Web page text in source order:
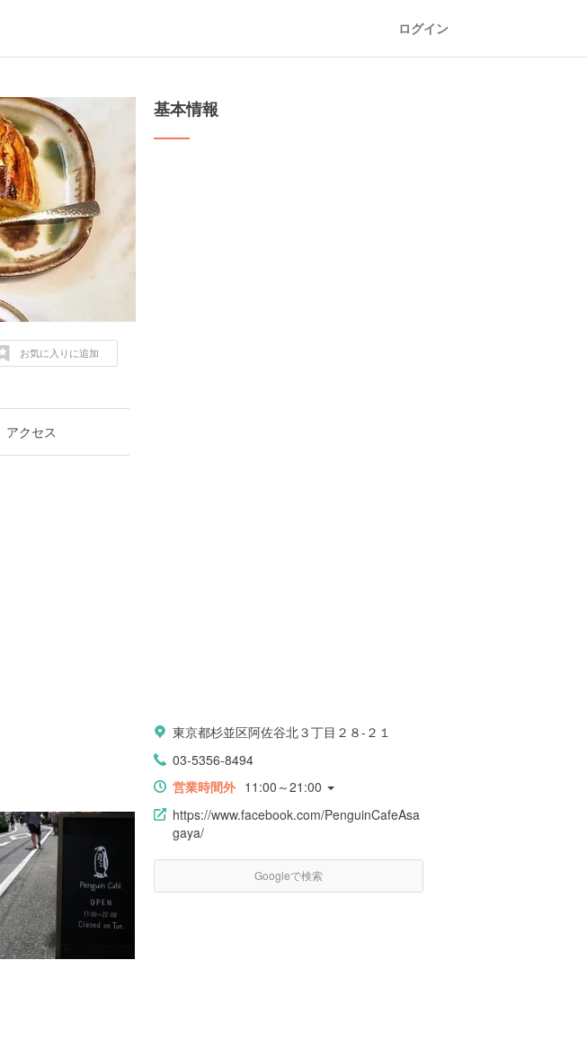
ログイン
お気に入りに追加
アクセス
基本情報
東京都杉並区阿佐谷北３丁目２８-２１
03-5356-8494
営業時間外 11:00～21:00
https://www.facebook.com/PenguinCafeAsa
gaya/
Googleで検索